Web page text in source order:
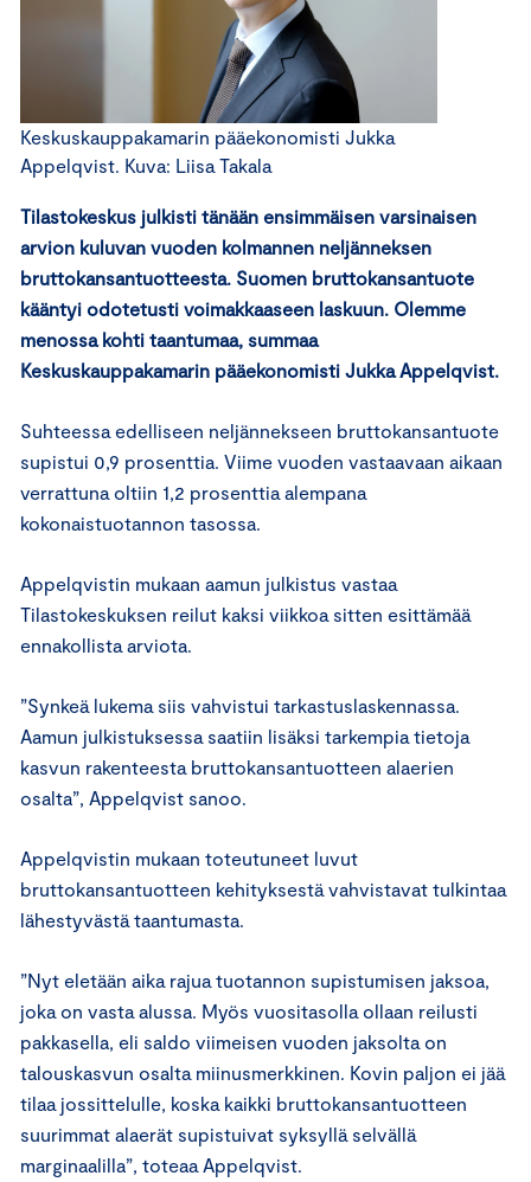
Keskuskauppakamarin pääekonomisti Jukka
Appelqvist. Kuva: Liisa Takala
Tilastokeskus julkisti tänään ensimmäisen varsinaisen
arvion kuluvan vuoden kolmannen neljänneksen
bruttokansantuotteesta. Suomen bruttokansantuote
kääntyi odotetusti voimakkaaseen laskuun. Olemme
menossa kohti taantumaa, summaa
Keskuskauppakamarin pääekonomisti Jukka Appelqvist.
Suhteessa edelliseen neljännekseen bruttokansantuote
supistui 0,9 prosenttia. Viime vuoden vastaavaan aikaan
verrattuna oltiin 1,2 prosenttia alempana
kokonaistuotannon tasossa.
Appelqvistin mukaan aamun julkistus vastaa
Tilastokeskuksen reilut kaksi viikkoa sitten esittämää
ennakollista arviota.
”Synkeä lukema siis vahvistui tarkastuslaskennassa.
Aamun julkistuksessa saatiin lisäksi tarkempia tietoja
kasvun rakenteesta bruttokansantuotteen alaerien
osalta”, Appelqvist sanoo.
Appelqvistin mukaan toteutuneet luvut
bruttokansantuotteen kehityksestä vahvistavat tulkintaa
lähestyvästä taantumasta.
”Nyt eletään aika rajua tuotannon supistumisen jaksoa,
joka on vasta alussa. Myös vuositasolla ollaan reilusti
pakkasella, eli saldo viimeisen vuoden jaksolta on
talouskasvun osalta miinusmerkkinen. Kovin paljon ei jää
tilaa jossittelulle, koska kaikki bruttokansantuotteen
suurimmat alaerät supistuivat syksyllä selvällä
marginaalilla”, toteaa Appelqvist.